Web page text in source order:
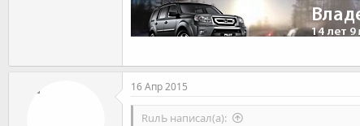
16 Апр 2015
RuлЬ написал(а):